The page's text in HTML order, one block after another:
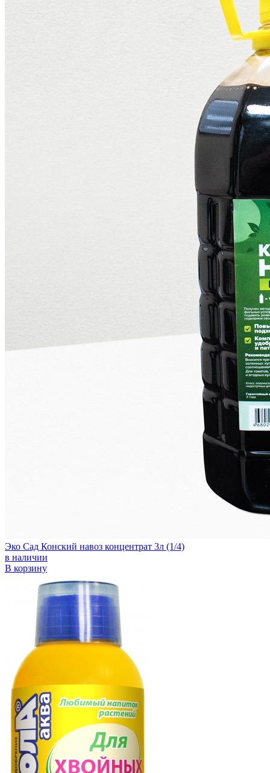
Эко Сад Конский навоз концентрат 3л (1/4)
в наличии
В корзину